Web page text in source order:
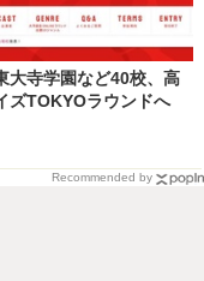
大寺学園など40校、高
ズTOKYOラウンドへ
Recommended by